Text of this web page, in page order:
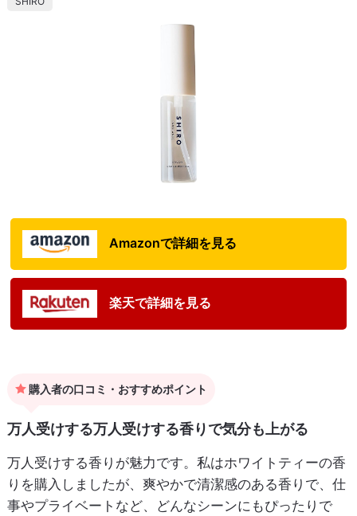
Amazonで詳細を見る
楽天で詳細を見る
購入者の口コミ・おすすめポイント
万人受けする万人受けする香りで気分も上がる
万人受けする香りが魅力です。私はホワイトティーの香
りを購入しましたが、爽やかで清潔感のある香りで、仕
事やプライベートなど、どんなシーンにもぴったりで